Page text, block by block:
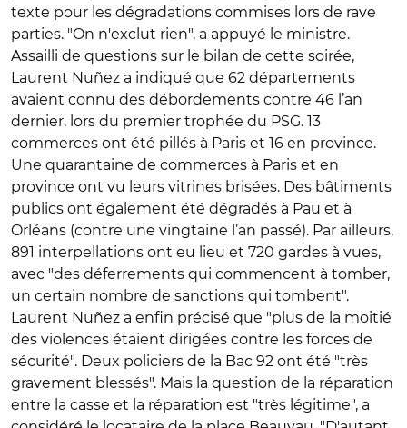
texte pour les dégradations commises lors de rave
parties. "On n'exclut rien", a appuyé le ministre.
Assailli de questions sur le bilan de cette soirée,
Laurent Nuñez a indiqué que 62 départements
avaient connu des débordements contre 46 l’an
dernier, lors du premier trophée du PSG. 13
commerces ont été pillés à Paris et 16 en province.
Une quarantaine de commerces à Paris et en
province ont vu leurs vitrines brisées. Des bâtiments
publics ont également été dégradés à Pau et à
Orléans (contre une vingtaine l’an passé). Par ailleurs,
891 interpellations ont eu lieu et 720 gardes à vues,
avec "des déferrements qui commencent à tomber,
un certain nombre de sanctions qui tombent".
Laurent Nuñez a enfin précisé que "plus de la moitié
des violences étaient dirigées contre les forces de
sécurité". Deux policiers de la Bac 92 ont été "très
gravement blessés". Mais la question de la réparation
entre la casse et la réparation est "très légitime", a